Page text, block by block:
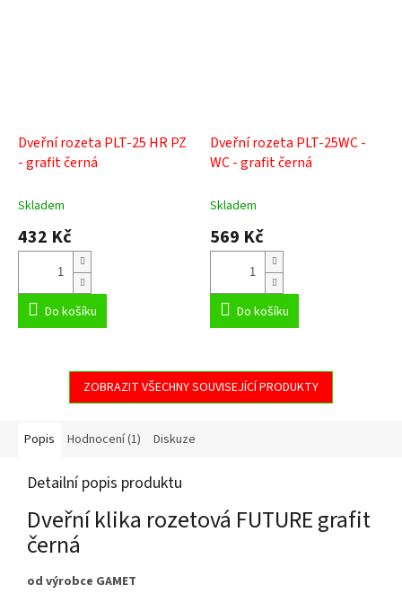
Dveřní rozeta PLT-25 HR PZ
- grafit černá
Skladem
432 Kč
Do košíku
Dveřní rozeta PLT-25WC -
WC - grafit černá
Skladem
569 Kč
Do košíku
ZOBRAZIT VŠECHNY SOUVISEJÍCÍ PRODUKTY
Popis Hodnocení (1) Diskuze
Detailní popis produktu
Dveřní klika rozetová FUTURE grafit
černá
od výrobce GAMET